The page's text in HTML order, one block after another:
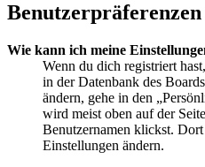
Wie kann ich meine
Wenn du dich registriert
in der Datenbank des
ändern, gehe in den
wird meist oben auf der
Benutzernamen klickst.
Einstellungen ändern.